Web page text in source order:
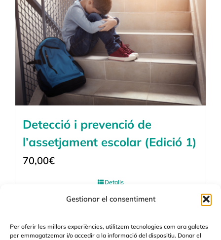
Gestionar el consentiment
Per oferir les millors experiències, utilitzem tecnologies com ara galetes
per emmagatzemar i/o accedir a la informació del dispositiu. Donar el
Detecció i prevenció de
l’assetjament escolar (Edició 1)
70,00€
Detalls